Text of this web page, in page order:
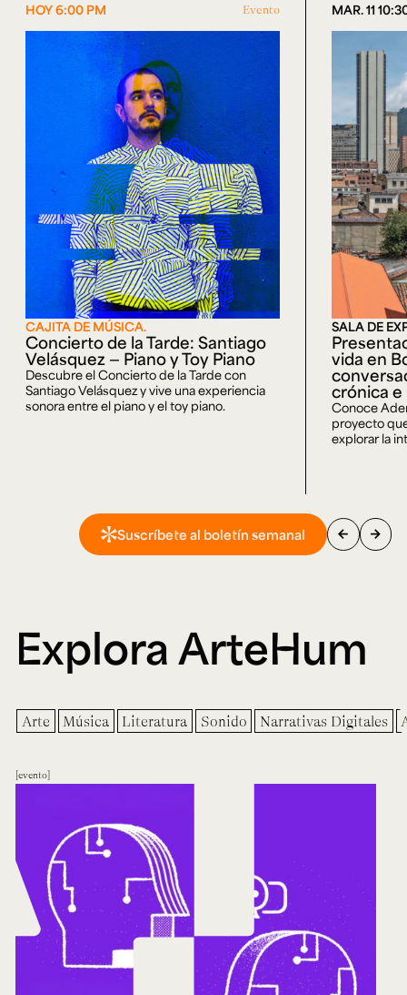
HOY 6:00 PM Evento
CAJITA DE MÚSICA.
Concierto de la Tarde: Santiago
Velásquez — Piano y Toy Piano
Descubre el Concierto de la Tarde con
Santiago Velásquez y vive una experiencia
sonora entre el piano y el toy piano.
MAR. 11
SALA DE
vida en
crónica e
Conoce
proyecto
explorar la
Suscríbete al boletín semanal arrow_back arrow_forward
Explora ArteHum
Arte Música Literatura Sonido Narrativas Digitales
evento